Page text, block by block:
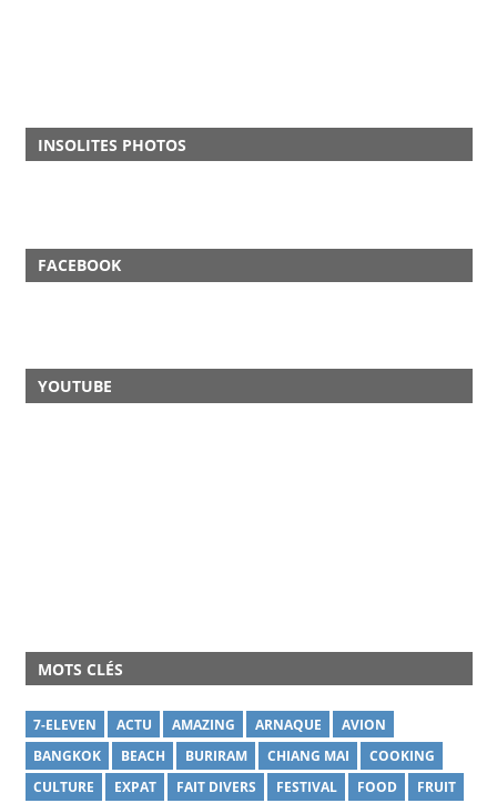
INSOLITES PHOTOS
FACEBOOK
YOUTUBE
MOTS CLÉS
7-ELEVEN ACTU AMAZING ARNAQUE
AVION
BANGKOK
BEACH BURIRAM CHIANG MAI
COOKING
CULTURE
EXPAT FAIT DIVERS FESTIVAL FOOD
FRUIT